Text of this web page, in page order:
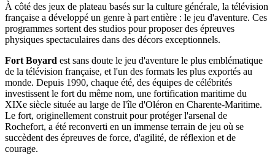
À côté des jeux de plateau basés sur la culture générale, la télévision
française a développé un genre à part entière : le jeu d'aventure. Ces
programmes sortent des studios pour proposer des épreuves
physiques spectaculaires dans des décors exceptionnels.
Fort Boyard est sans doute le jeu d'aventure le plus emblématique
de la télévision française, et l'un des formats les plus exportés au
monde. Depuis 1990, chaque été, des équipes de célébrités
investissent le fort du même nom, une fortification maritime du
XIXe siècle située au large de l'île d'Oléron en Charente-Maritime.
Le fort, originellement construit pour protéger l'arsenal de
Rochefort, a été reconverti en un immense terrain de jeu où se
succèdent des épreuves de force, d'agilité, de réflexion et de
courage.